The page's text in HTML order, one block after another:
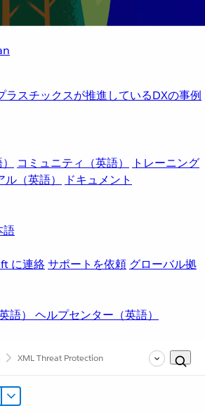
ラスチックスが推進しているDXの事例
コミュニティ（英語）
トレーニング
（英語）
ドキュメント
語
に連絡サポートを依頼 グローバル拠
語） ヘルプセンター（英語）
XML Threat Protection